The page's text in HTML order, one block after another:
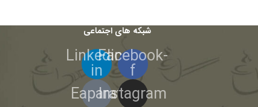
شبکه های اجتماعی
Facebook-
f
Linkedin-
in
Instagram
Eaparat